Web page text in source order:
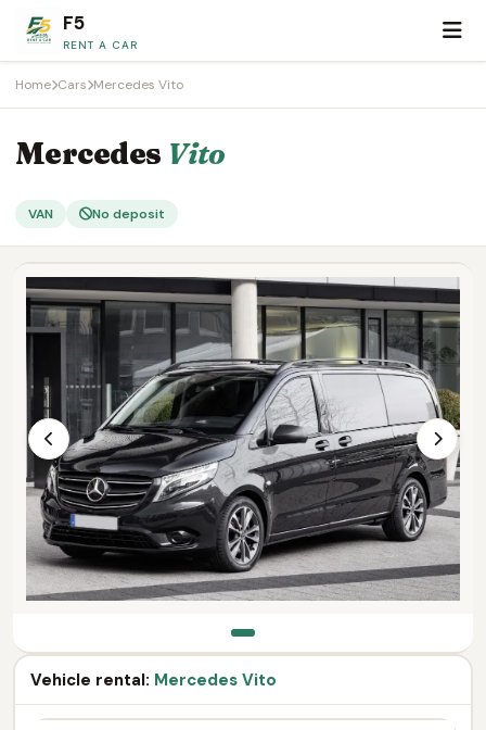
F5
RENT A CAR
Home Cars Mercedes Vito
Mercedes Vito
VAN No deposit
Vehicle rental: Mercedes Vito